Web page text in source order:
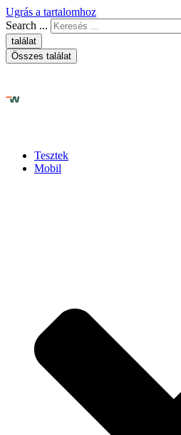
Ugrás a tartalomhoz
Search ...
találat
Összes találat
Tesztek
Mobil